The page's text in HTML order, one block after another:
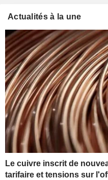
Actualités à la une
Le cuivre inscrit de
tarifaire et tensions sur